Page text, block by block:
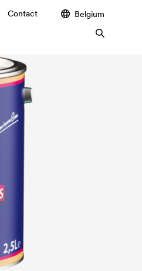
Contact Belgium